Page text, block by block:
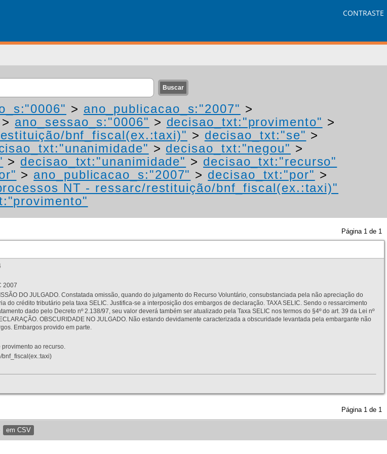
CONTRASTE
> ano_publicacao_s:"2007" >
> ano_sessao_s:"0006" > decisao_txt:"provimento" >
bnf_fiscal(ex.:taxi)" > decisao_txt:"se" >
> decisao_txt:"negou" >
> decisao_txt:"unanimidade" > decisao_txt:"recurso"
> ano_publicacao_s:"2007" > decisao_txt:"por" >
NT - ressarc/restituição/bnf_fiscal(ex.:taxi)"
Página 1 de 1
2007
DO JULGADO. Constatada omissão, quando do julgamento do Recurso Voluntário, consubstanciada pela não apreciação do
do crédito tributário pela taxa SELIC. Justifica-se a interposição dos embargos de declaração. TAXA SELIC. Sendo o ressarcimento
dado pelo Decreto nº 2.138/97, seu valor deverá também ser atualizado pela Taxa SELIC nos termos do §4º do art. 39 da Lei nº
OBSCURIDADE NO JULGADO. Não estando devidamente caracterizada a obscuridade levantada pela embargante não
Embargos provido em parte.
ao recurso.
bnf_fiscal(ex.:taxi)
Página 1 de 1
em CSV